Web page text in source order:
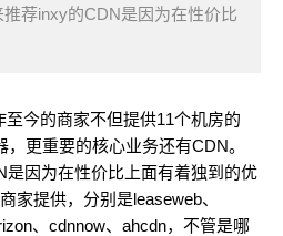
荐inxy的CDN是因为在性价比
今的商家不但提供11个机房的
更重要的核心业务还有CDN。
是因为在性价比上面有着独到的优
家提供，分别是leaseweb、
、cdnnow、ahcdn，不管是哪